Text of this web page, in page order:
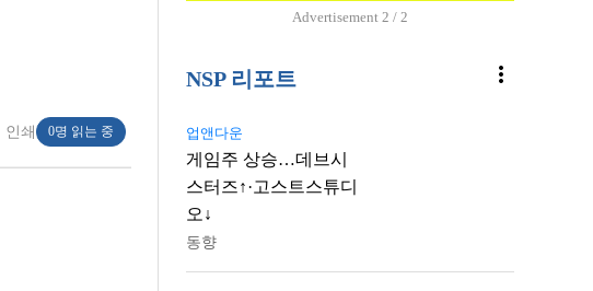
인쇄 0명 읽는 중
Advertisement 2 / 2
NSP 리포트 more_vert
업앤다운
게임주 상승…데브시
스터즈↑·고스트스튜디
오↓
동향